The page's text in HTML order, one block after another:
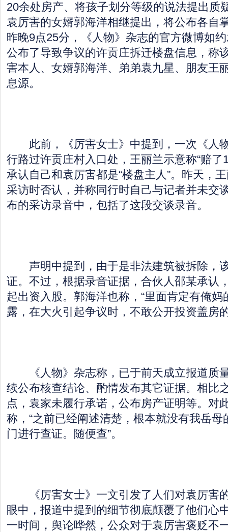
20余处房产、将孩子划分等级的说法提出质
袁厉害的女婿郭海洋相继提出，将公布各自
昨晚9点25分，《人物》杂志的官方微博如
公布了导致争议的许贡庄拆迁楼盘信息，称
害本人、女婿郭海洋、弟弟袁九星、朋友王
息源。
此前，《厉害女士》中提到，一次《人
行路过许贡庄村入口处，王丽兰示意称“赔了
承认自己和袁厉害都是“楼盘主人”。昨天，
采访时否认，并称同行时自己与记者并未交
布的采访录音中，包括了这段交谈录音。
声明中提到，由于是非法建筑被拆除，
证。不过，根据录音证据，合伙人邵某承认
起出资入股。郭海洋也称，“里面肯定有俺妈
露，在大火引起争议时，不敢公开投资盖房
《人物》杂志称，已于前天成立报道质
续公布核查结论、酌情发布其它证据。相比
点，袁家未履行承诺，公布房产证明等。对
称，“之前已经阐述清楚，根本就没有我岳
门进行查证。随便查”。
《厉害女士》一文引发了人们对袁厉害
眼中，报道中提到的细节彻底颠覆了他们心
一时间，舆论哗然，公众对于袁厉害褒贬不